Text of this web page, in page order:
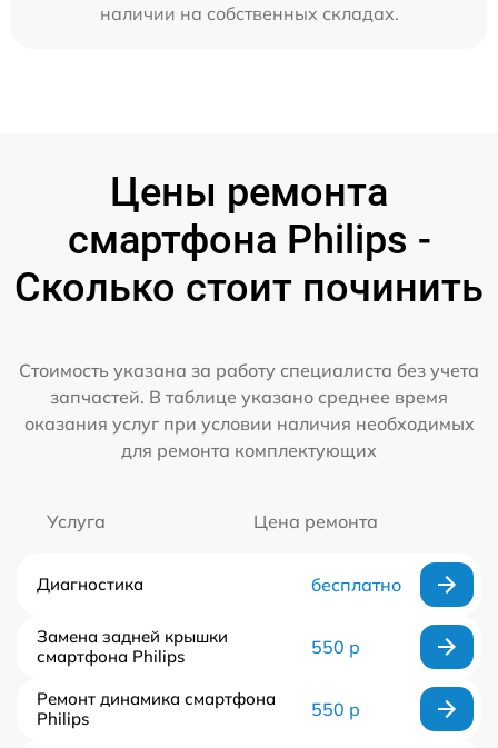
наличии на собственных складах.
Цены ремонта
смартфона Philips -
Сколько стоит починить
Стоимость указана за работу специалиста без учета
запчастей. В таблице указано среднее время
оказания услуг при условии наличия необходимых
для ремонта комплектующих
Услуга Цена ремонта
Диагностика бесплатно
Замена задней крышки
смартфона Philips
550 р
Ремонт динамика смартфона
Philips
550 р